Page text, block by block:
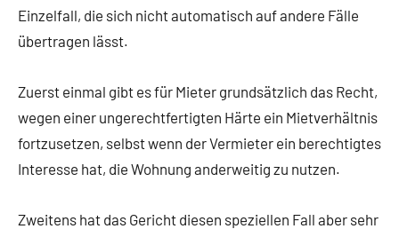
Einzelfall, die sich nicht automatisch auf andere Fälle
übertragen lässt.
Zuerst einmal gibt es für Mieter grundsätzlich das Recht,
wegen einer ungerechtfertigten Härte ein Mietverhältnis
fortzusetzen, selbst wenn der Vermieter ein berechtigtes
Interesse hat, die Wohnung anderweitig zu nutzen.
Zweitens hat das Gericht diesen speziellen Fall aber sehr